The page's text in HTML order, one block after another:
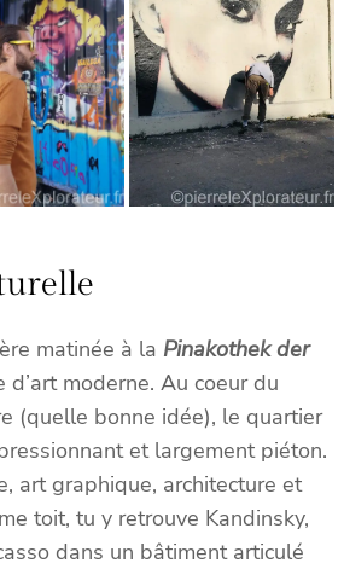
matinée à la Pinakothek der
d’art moderne. Au coeur du
(quelle bonne idée), le quartier
et largement piéton.
art graphique, architecture et
toit, tu y retrouve Kandinsky,
dans un bâtiment articulé